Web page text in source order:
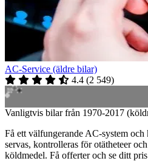
AC-Service (äldre bilar)
4.4 (2 549)
Vanligtvis bilar från 1970-2017
Få ett välfungerande AC-system
servas, kontrolleras för otätheteer
köldmedel. Få offerter och se ditt